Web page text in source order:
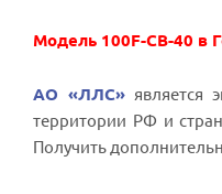
Модель 100F-CB-40 в
АО «ЛЛС»является
территории РФ и
Получить